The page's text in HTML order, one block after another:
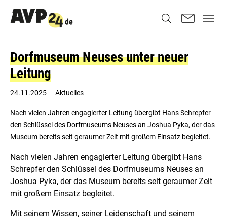
Dorfmuseum Neuses unter neuer
Leitung
24.11.2025 Aktuelles
Nach vielen Jahren engagierter Leitung übergibt Hans Schrepfer
den Schlüssel des Dorfmuseums Neuses an Joshua Pyka, der das
Museum bereits seit geraumer Zeit mit großem Einsatz begleitet.
Nach vielen Jahren engagierter Leitung übergibt Hans
Schrepfer den Schlüssel des Dorfmuseums Neuses an
Joshua Pyka, der das Museum bereits seit geraumer Zeit
mit großem Einsatz begleitet.
Mit seinem Wissen, seiner Leidenschaft und seinem